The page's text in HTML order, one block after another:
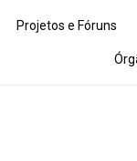
Projetos e Fóruns